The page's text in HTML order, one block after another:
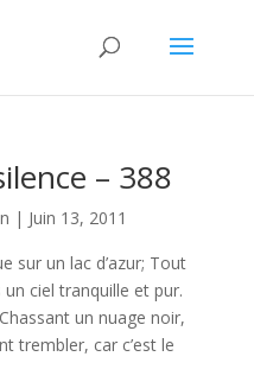
– 388
| Juin 13, 2011
sur un lac d’azur; Tout
ciel tranquille et pur.
un nuage noir,
trembler, car c’est le